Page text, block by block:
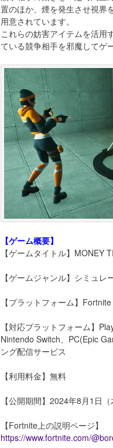
置のほか、煙を発生させ視界
用意されています。
これらの妨害アイテムを活用
ている競争相手を邪魔してゲ
【ゲーム概要】
【ゲームタイトル】MONEY
【ゲームジャンル】シミュレ
【プラットフォーム】Fortnite
【対応プラットフォーム】
Nintendo Switch、PC(Epic
ング配信サービス
【利用料金】無料
【公開期間】2024年8月1日
【Fortnite上の説明ページ】
https://www.fortnite.com/